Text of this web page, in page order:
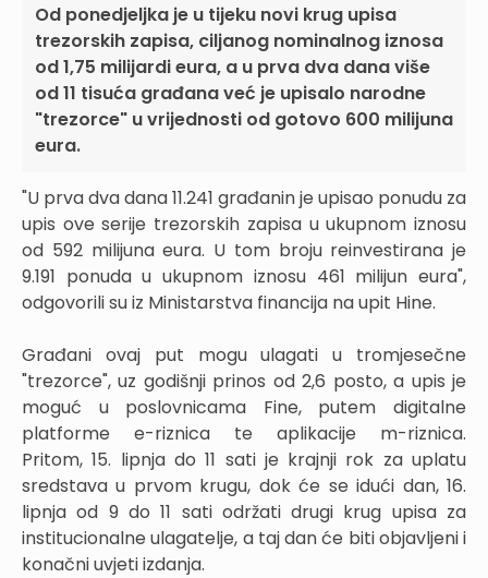
Od ponedjeljka je u tijeku novi krug upisa
trezorskih zapisa, ciljanog nominalnog iznosa
od 1,75 milijardi eura, a u prva dva dana više
od 11 tisuća građana već je upisalo narodne
"trezorce" u vrijednosti od gotovo 600 milijuna
eura.
"U prva dva dana 11.241 građanin je upisao ponudu za
upis ove serije trezorskih zapisa u ukupnom iznosu
od 592 milijuna eura. U tom broju reinvestirana je
9.191 ponuda u ukupnom iznosu 461 milijun eura",
odgovorili su iz Ministarstva financija na upit Hine.
Građani ovaj put mogu ulagati u tromjesečne
"trezorce", uz godišnji prinos od 2,6 posto, a upis je
moguć u poslovnicama Fine, putem digitalne
platforme e-riznica te aplikacije m-riznica.
Pritom, 15. lipnja do 11 sati je krajnji rok za uplatu
sredstava u prvom krugu, dok će se idući dan, 16.
lipnja od 9 do 11 sati održati drugi krug upisa za
institucionalne ulagatelje, a taj dan će biti objavljeni i
konačni uvjeti izdanja.